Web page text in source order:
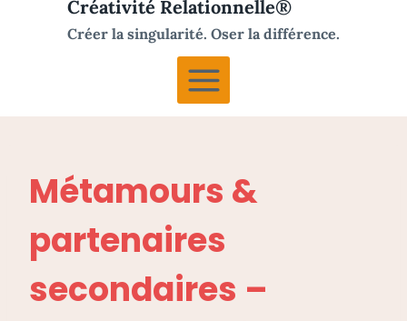
Créativité Relationnelle®
Créer la singularité. Oser la différence.
Métamours &
partenaires
secondaires –